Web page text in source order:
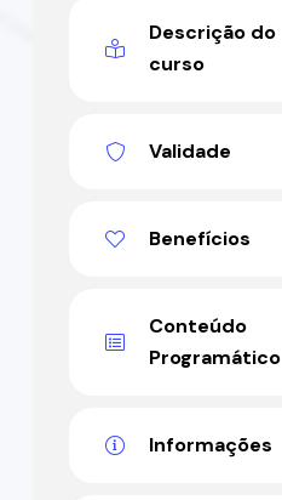
Descrição do
curso
Validade
Benefícios
Conteúdo
Programático
Informações